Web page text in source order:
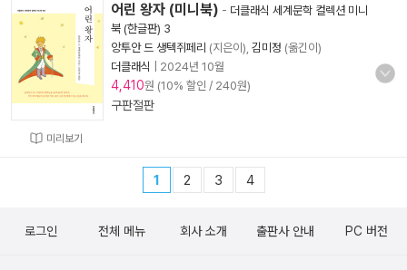
미리보기
어린 왕자 (미니북) - 더클래식 세계문학 컬렉션 미니
북 (한글판) 3
앙투안 드 생텍쥐페리 (지은이), 김미정 (옮긴이)
더클래식
2024년 10월
4,410원 (10% 할인 / 240원)
구판절판
1 2 3 4
로그인 전체 메뉴 회사 소개 출판사 안내 PC 버전